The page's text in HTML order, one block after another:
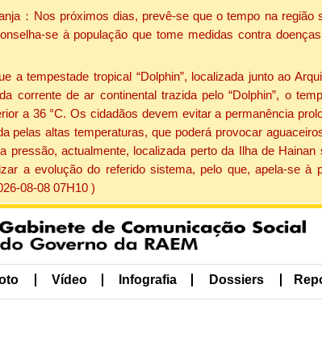
：Nos próximos dias, prevê-se que o tempo na
se à população que tome medidas contra
a tempestade tropical “Dolphin”, localizada junto ao
corrente de ar continental trazida pelo “Dolphin”, o
a 36 °C. Os cidadãos devem evitar a permanência
pelas altas temperaturas, que poderá provocar
pressão, actualmente, localizada perto da Ilha de
a evolução do referido sistema, pelo que, apela-se
08-08 07H10 )
Vídeo Infografia Dossiers